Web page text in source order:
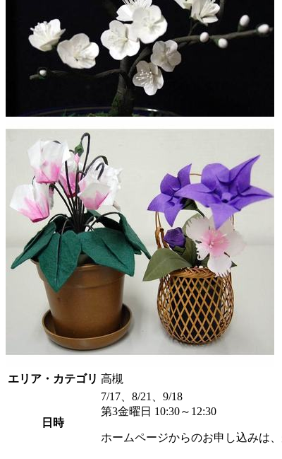
エリア・カテゴリ 高槻
日時
7/17、8/21、9/18
第3金曜日 10:30～12:30
ホームページからのお申し込みは